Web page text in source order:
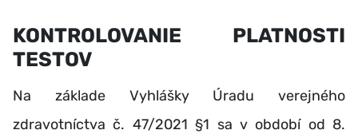
KONTROLOVANIE PLATNOSTI
TESTOV
Na základe Vyhlášky Úradu verejného
zdravotníctva č. 47/2021 §1 sa v období od 8.